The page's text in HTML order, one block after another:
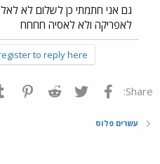
גם אני חתמתי כן לשלום לא
לאפריקה ולא לאסיה חחחח
to reply here.
Share: פייסבוק Twitter
Reddit
עשרים פלוס